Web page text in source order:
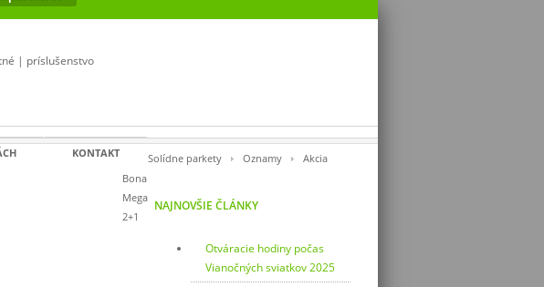
| príslušenstvo
KONTAKT
NAJNOVŠIE ČLÁNKY
Otváracie hodiny počas
Vianočných sviatkov 2025
Solídne parkety Oznamy
Akcia
Bona
Mega
2+1